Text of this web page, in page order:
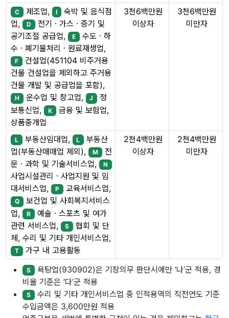
C 제조업, I
숙박 및 음식점
업,
D 전기ㆍ가스ㆍ증기 및
공기조절 공급업,
E 수도ㆍ하
수ㆍ폐기물처리ㆍ원료재생업,
F 건설업(451104 비주거용
건물 건설업을 제외하고 주거용
건물 개발 및 공급업을 포함),
H 운수업 및 창고업, J
정
보통신업,
K 금융 및 보험업,
상품중개업
3천6백만원
이상자
3천6백만원
미만자
L 부동산임대업, L
부동산
업(부동산매매업 제외),
M 전
문ㆍ과학 및 기술서비스업,
N
사업시설관리ㆍ사업지원 및 임
대서비스업,
P 교육서비스업,
Q 보건업 및 사회복지서비스
업,
R 예술ㆍ스포츠 및 여가
관련 서비스업,
S 협회 및 단
체, 수리 및 기타 개인서비스업,
T 가구 내 고용활동
2천4백만원
이상자
2천4백만원
미만자
S 욕탕업(930902)은 기장의무 판단시에만 ‘나’군 적용, 경
비율 기준은 ‘다’군 적용
S 수리 및 기타 개인서비스업 중 인적용역의 직전연도 기준
수입금액은 3,600만원 적용